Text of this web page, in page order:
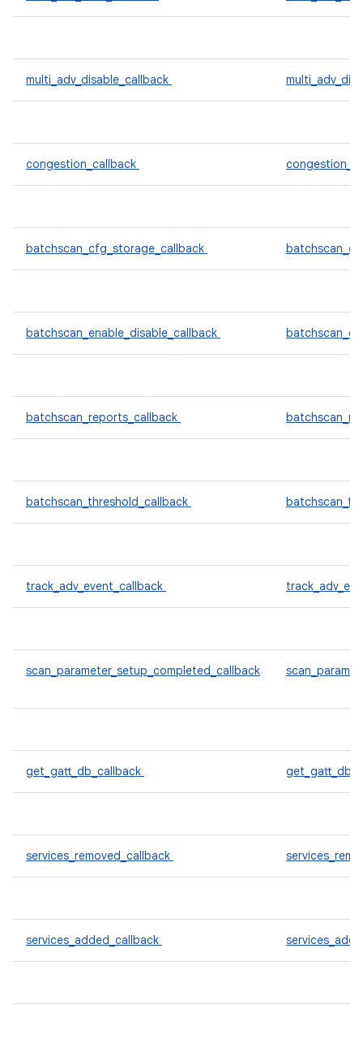
multi_adv_disable_callback
congestion_callback
batchscan_cfg_storage_callback
batchscan_enable_disable_callback
batchscan_reports_callback
batchscan_threshold_callback
track_adv_event_callback
scan_parameter_setup_completed_callback
get_gatt_db_callback
services_removed_callback
services_added_callback